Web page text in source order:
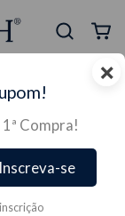
×
Compra!
Inscreva-se